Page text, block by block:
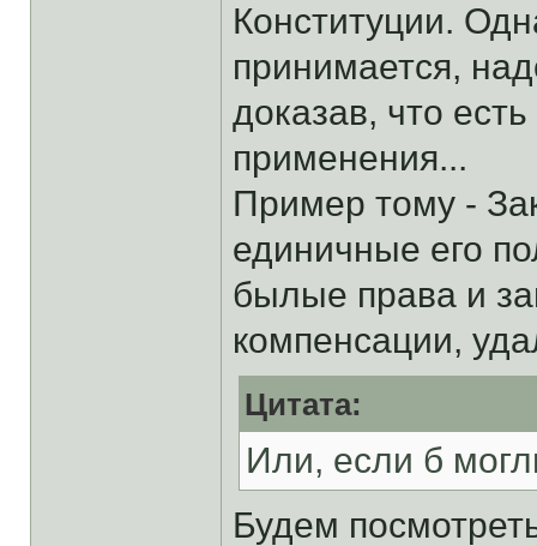
Конституции.
принимается,
доказав, что
применения...
Пример тому -
единичные его
былые права и
компенсации,
Цитата:
Или, если б
Будем